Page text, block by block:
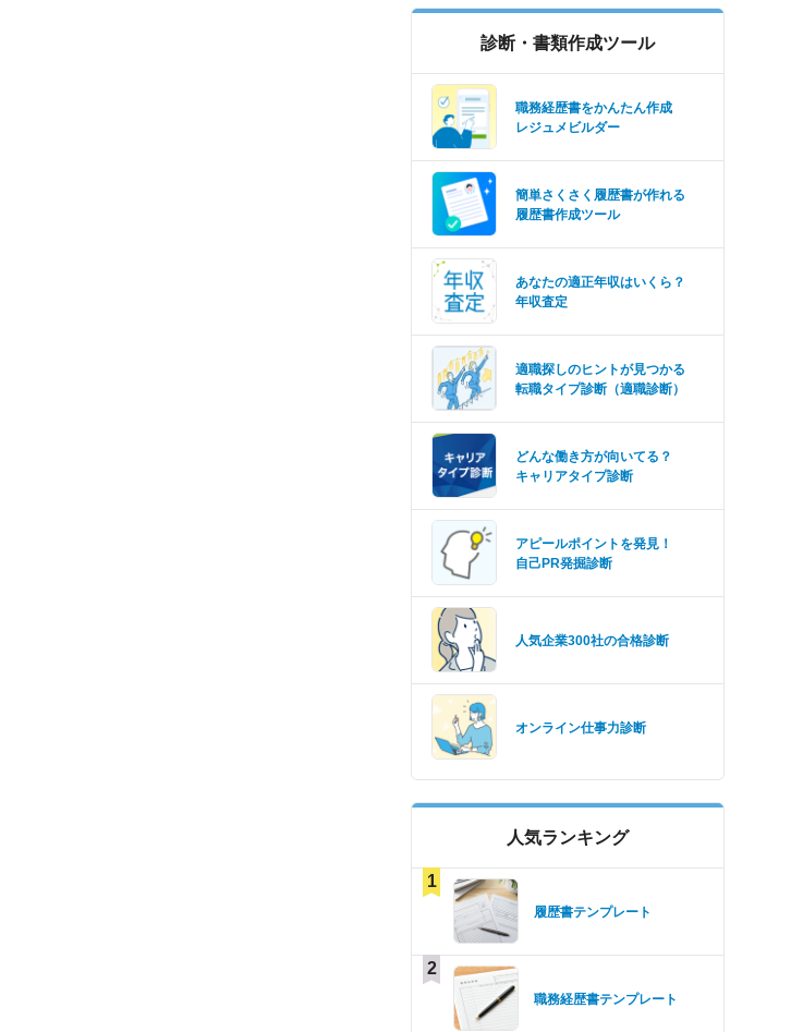
診断・書類作成ツール
職務経歴書をかんたん作成
レジュメビルダー
簡単さくさく履歴書が作れる
履歴書作成ツール
あなたの適正年収はいくら？
年収査定
適職探しのヒントが見つかる
転職タイプ診断（適職診断）
どんな働き方が向いてる？
キャリアタイプ診断
アピールポイントを発見！
自己PR発掘診断
人気企業300社の合格診断
オンライン仕事力診断
人気ランキング
1
履歴書テンプレート
2
職務経歴書テンプレート